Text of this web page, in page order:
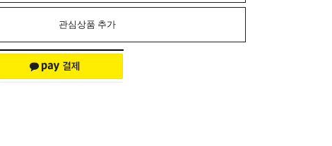
관심상품 추가